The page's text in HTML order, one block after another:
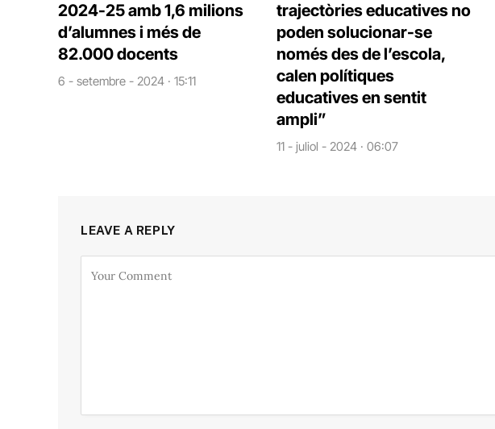
2024-25 amb 1,6 milions
d’alumnes i més de
82.000 docents
6 - setembre - 2024 · 15:11
trajectòries educatives no
poden solucionar-se
només des de l’escola,
calen polítiques
educatives en sentit
ampli”
11 - juliol - 2024 · 06:07
LEAVE A REPLY